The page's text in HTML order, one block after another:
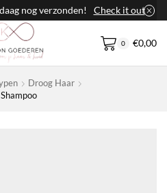
nog verzonden! Check it out
0 €0,00
Droog Haar